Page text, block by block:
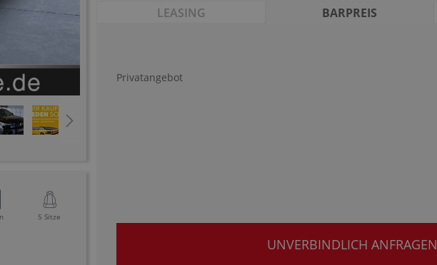
5 Sitze
LEASING BARPREIS
Privatangebot
UNVERBINDLICH ANFRAGEN